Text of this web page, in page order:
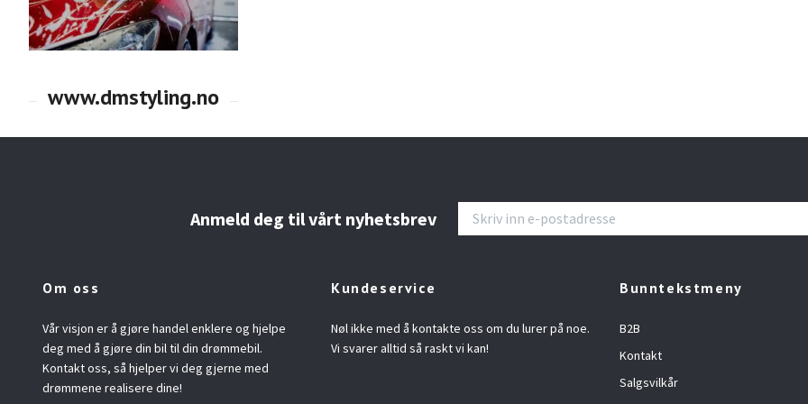
Anmeld deg til vårt nyhetsbrev
Om oss
Vår visjon er å gjøre handel enklere og hjelpe
deg med å gjøre din bil til din drømmebil.
Kontakt oss, så hjelper vi deg gjerne med
drømmene realisere dine!
Kundeservice
Nøl ikke med å kontakte oss om du lurer på noe.
Vi svarer alltid så raskt vi kan!
Bunntekstmeny
B2B
Kontakt
Salgsvilkår